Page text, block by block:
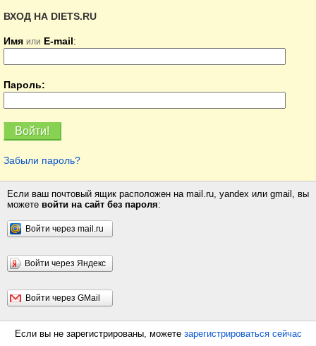
ВХОД НА DIETS.RU
Имя или E-mail:
Пароль:
Забыли пароль?
Если ваш почтовый ящик расположен на mail.ru, yandex или gmail, вы
можете войти на сайт без пароля:
Войти через mail.ru
Войти через Яндекс
Войти через GMail
Если вы не зарегистрированы, можете зарегистрироваться сейчас